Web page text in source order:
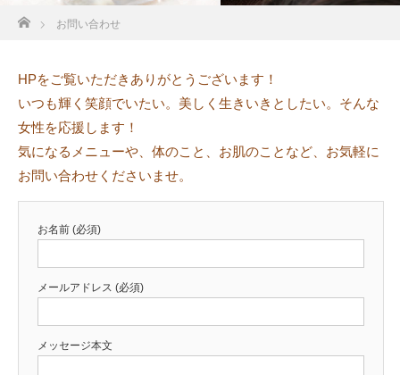
ホーム
お問い合わせ
HPをご覧いただきありがとうございます！
いつも輝く笑顔でいたい。美しく生きいきとしたい。そんな
女性を応援します！
気になるメニューや、体のこと、お肌のことなど、お気軽に
お問い合わせくださいませ。
お名前 (必須)
メールアドレス (必須)
メッセージ本文